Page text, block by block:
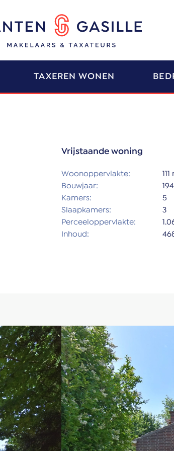
TAXEREN WONEN
Vrijstaande woning
Woonoppervlakte:
111
Bouwjaar:
Kamers:
5
Slaapkamers:
3
Perceeloppervlakte:
Inhoud: